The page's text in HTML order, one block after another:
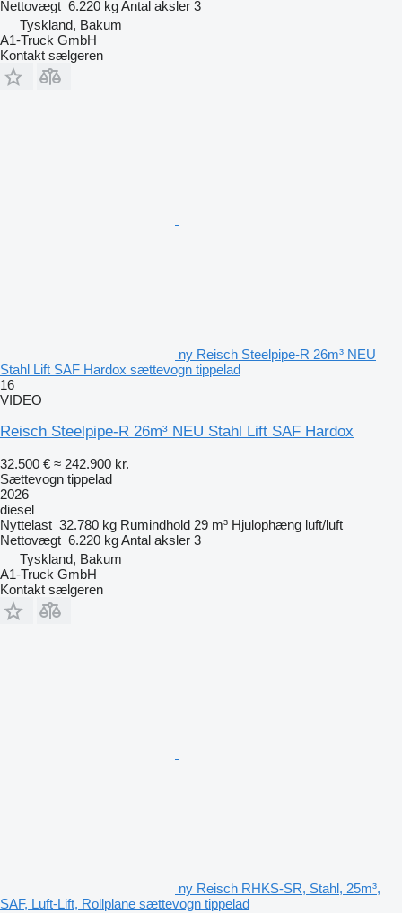
Nettovægt 6.220 kgAntal aksler 3
Tyskland, Bakum
A1-Truck GmbH
Kontakt sælgeren
ny Reisch Steelpipe-R 26m³ NEU
Stahl Lift SAF Hardox sættevogn tippelad
16
VIDEO
Reisch Steelpipe-R 26m³ NEU Stahl Lift SAF Hardox
32.500 € ≈ 242.900 kr.
Sættevogn tippelad
2026
diesel
Nyttelast 32.780 kg Rumindhold 29 m³ Hjulophæng luft/luft
Nettovægt 6.220 kgAntal aksler 3
Tyskland, Bakum
A1-Truck GmbH
Kontakt sælgeren
ny Reisch RHKS-SR, Stahl, 25m³,
SAF, Luft-Lift, Rollplane sættevogn tippelad